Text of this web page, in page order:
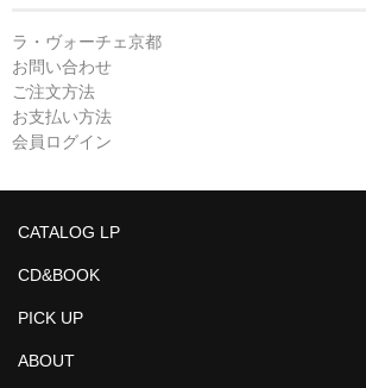
ラ・ヴォーチェ京都
お問い合わせ
ご注文方法
お支払い方法
会員ログイン
CATALOG LP
CD&BOOK
PICK UP
ABOUT